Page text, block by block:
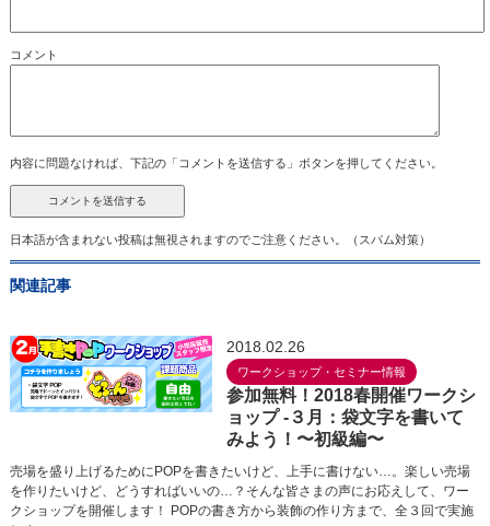
コメント
内容に問題なければ、下記の「コメントを送信する」ボタンを押してください。
日本語が含まれない投稿は無視されますのでご注意ください。（スパム対策）
関連記事
2018.02.26
ワークショップ・セミナー情報
参加無料！2018春開催ワークシ
ョップ -３月：袋文字を書いて
みよう！〜初級編〜
売場を盛り上げるためにPOPを書きたいけど、上手に書けない…。楽しい売場
を作りたいけど、どうすればいいの…？そんな皆さまの声にお応えして、ワー
クショップを開催します！ POPの書き方から装飾の作り方まで、全３回で実施